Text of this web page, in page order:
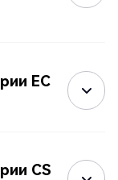
EC
CS